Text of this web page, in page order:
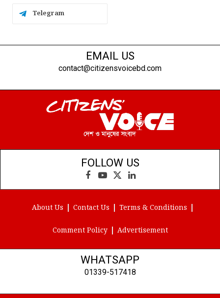
Telegram
EMAIL US
contact@citizensvoicebd.com
FOLLOW US
Facebook
YouTube
X
(Twitter)
LinkedIn
About Us Contact Us Terms & Conditions
Comment Policy Advertisement
WHATSAPP
01339-517418